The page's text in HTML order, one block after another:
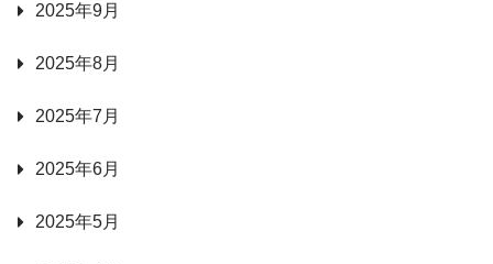
2025年9月
2025年8月
2025年7月
2025年6月
2025年5月